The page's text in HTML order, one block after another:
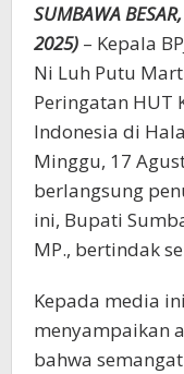
SUMBAWA
2025) – Kepala
Ni Luh Putu
Peringatan HUT
Indonesia di
Minggu, 17
berlangsung
ini, Bupati
MP., bertindak
Kepada media
menyampaikan
bahwa